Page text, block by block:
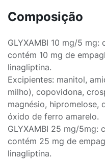
Composição
GLYXAMBI 10 mg/5
contém 10 mg de
linagliptina.
Excipientes: manitol,
milho), copovidona,
magnésio, hipromelose,
óxido de ferro amarelo.
GLYXAMBI 25 mg/5mg:
contém 25 mg de
linagliptina.